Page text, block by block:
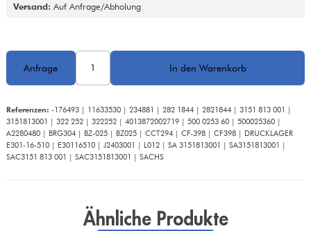
Versand: Auf Anfrage/Abholung
Referenzen: -176493 | 11633530 | 234881 | 282 1844 | 2821844 | 3151 813 001 |
3151813001 | 322 252 | 322252 | 4013872002719 | 500 0253 60 | 500025360 |
A2280480 | BRG304 | BZ-025 | BZ025 | CCT294 | CF-398 | CF398 | DRUCKLAGER
E301-16-510 | E30116510 | J2403001 | L012 | SA 3151813001 | SA3151813001 |
SAC3151 813 001 | SAC3151813001 | SACHS
Ähnliche Produkte